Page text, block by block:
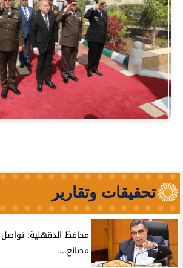
تحقيقات وتقارير
محافظ الدقهلية:
مصانع...